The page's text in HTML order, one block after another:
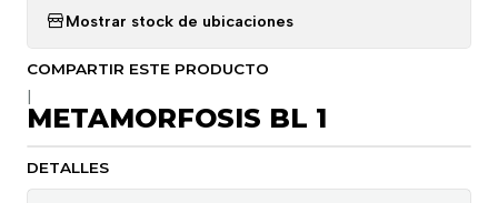
Mostrar stock de ubicaciones
COMPARTIR ESTE PRODUCTO
METAMORFOSIS BL 1
DETALLES